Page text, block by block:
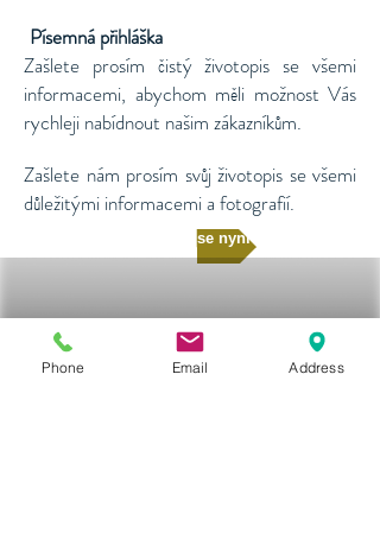
Písemná přihláška
Zašlete prosím čistý životopis se všemi
informacemi, abychom měli možnost Vás
rychleji nabídnout našim zákazníkům.
Zašlete nám prosím svůj životopis se všemi
důležitými informacemi a fotografií.
Přihlásit se nyní
Phone Email Address